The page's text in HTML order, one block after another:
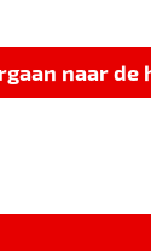
naar de